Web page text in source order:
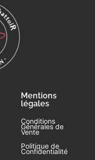
Mentions
légales
Conditions
Générales de
Vente
Politique de
Confidentialité